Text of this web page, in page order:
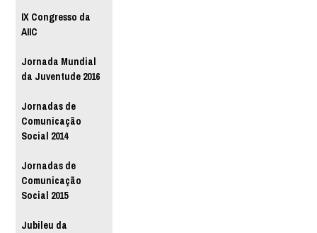
IX Congresso da
AIIC
Jornada Mundial
da Juventude 2016
Jornadas de
Comunicação
Social 2014
Jornadas de
Comunicação
Social 2015
Jubileu da